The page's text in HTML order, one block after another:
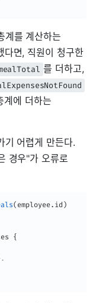
계를 계산하는
다면, 직원이 청구한
를 더하고,
계에 더하는
기 어렵게 만든다.
경우"가 오류로
( employee. id )
{
.